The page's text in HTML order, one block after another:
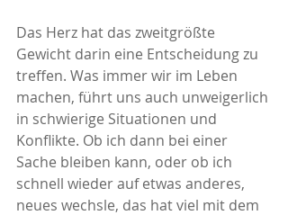
Das Herz hat das zweitgrößte
Gewicht darin eine Entscheidung zu
treffen. Was immer wir im Leben
machen, führt uns auch unweigerlich
in schwierige Situationen und
Konflikte. Ob ich dann bei einer
Sache bleiben kann, oder ob ich
schnell wieder auf etwas anderes,
neues wechsle, das hat viel mit dem